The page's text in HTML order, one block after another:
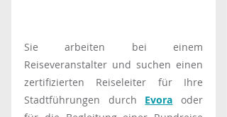
Sie arbeiten bei einem
Reiseveranstalter und suchen einen
zertifizierten Reiseleiter für Ihre
Stadtführungen durch Evora oder